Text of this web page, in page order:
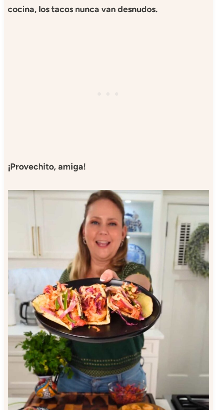
cocina, los tacos nunca van desnudos.
¡Provechito, amiga!